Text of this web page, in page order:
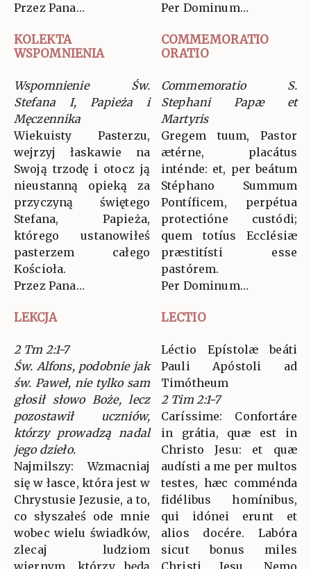
Przez Pana…
Per Dominum…
KOLEKTA
WSPOMNIENIA
COMMEMORATIO
ORATIO
Wspomnienie Św.
Stefana I, Papieża i
Męczennika
Wiekuisty Pasterzu,
wejrzyj łaskawie na
Swoją trzodę i otocz ją
nieustanną opieką za
przyczyną świętego
Stefana, Papieża,
którego ustanowiłeś
pasterzem całego
Kościoła.
Przez Pana…
Commemoratio S.
Stephani Papæ et
Martyris
Gregem tuum, Pastor
ætérne, placátus
inténde: et, per beátum
Stéphano Summum
Pontíficem, perpétua
protectióne custódi;
quem totíus Ecclésiæ
præstitísti esse
pastórem.
Per Dominum…
LEKCJA LECTIO
2 Tm 2:1-7
Św. Alfons, podobnie jak
św. Paweł, nie tylko sam
głosił słowo Boże, lecz
pozostawił uczniów,
którzy prowadzą nadal
jego dzieło.
Najmilszy: Wzmacniaj
się w łasce, która jest w
Chrystusie Jezusie, a to,
co słyszałeś ode mnie
wobec wielu świadków,
zlecaj ludziom
Léctio Epístolæ beáti
Pauli Apóstoli ad
Timótheum
2 Tim 2:1-7
Caríssime: Confortáre
in grátia, quæ est in
Christo Jesu: et quæ
audísti a me per multos
testes, hæc comménda
fidélibus homínibus,
qui idónei erunt et
alios docére. Labóra
sicut bonus miles